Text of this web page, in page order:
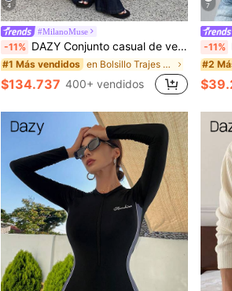
4
#MilanoMuse
-11% DAZY Conjunto casual de verano con top de corpiño con bajo en línea A y jeans rectos holgados
#1 Más vendidos en Bolsillo Trajes de dos piezas de mezclilla para
$134.737 400+ vendidos
7
-11%
#2